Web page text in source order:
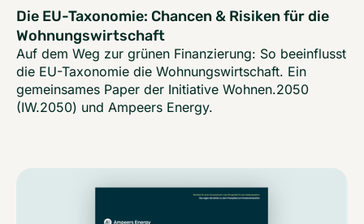
Die EU-Taxonomie: Chancen & Risiken für die
Wohnungswirtschaft
Auf dem Weg zur grünen Finanzierung: So beeinflusst
die EU-Taxonomie die Wohnungswirtschaft. Ein
gemeinsames Paper der Initiative Wohnen.2050
(IW.2050) und Ampeers Energy.